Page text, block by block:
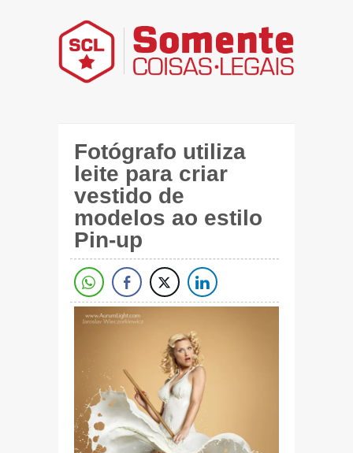
Fotógrafo utiliza
leite para criar
vestido de
modelos ao estilo
Pin-up